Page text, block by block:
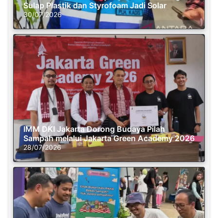
Sulap Plastik dan Styrofoam Jadi Solar
30/07/2026
IMM DKI Jakarta Dorong Budaya Pilah
Sampah melalui Jakarta Green Academy 2026
28/07/2026